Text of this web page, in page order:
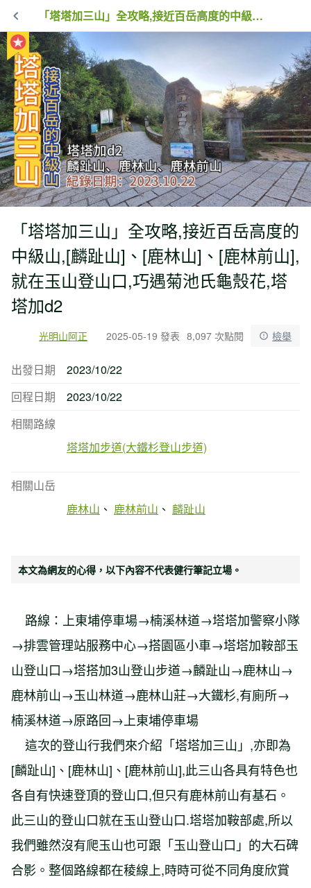
「塔塔加三山」全攻略,接近百岳高度的中級山,[麟趾山]、[鹿林山]、[鹿林前山],就在玉山登山口,巧遇菊池氏龜殼花,塔塔加d2
「塔塔加三山」全攻略,接近百岳高度的
中級山,[麟趾山]、[鹿林山]、[鹿林前山],
就在玉山登山口,巧遇菊池氏龜殼花,塔
塔加d2
光明山阿正 2025-05-19 發表 8,097 次點閱 檢舉
出發日期
2023/10/22
回程日期
2023/10/22
相關路線
塔塔加步道(大鐵杉登山步道)
相關山岳
鹿林山
鹿林前山 麟趾山
本文為網友的心得，以下內容不代表健行筆記立場。
路線：上東埔停車場→楠溪林道→塔塔加警察小隊
→排雲管理站服務中心→搭園區小車→塔塔加鞍部玉
山登山口→塔搭加3山登山步道→麟趾山→鹿林山→
鹿林前山→玉山林道→鹿林山莊→大鐵杉,有廁所→
楠溪林道→原路回→上東埔停車場
這次的登山行我們來介紹「塔塔加三山」,亦即為
[麟趾山]、[鹿林山]、[鹿林前山],此三山各具有特色也
各自有快速登頂的登山口,但只有鹿林前山有基石。
此三山的登山口就在玉山登山口.塔塔加鞍部處,所以
我們雖然沒有爬玉山也可跟「玉山登山口」的大石碑
合影。整個路線都在稜線上,時時可從不同角度欣賞